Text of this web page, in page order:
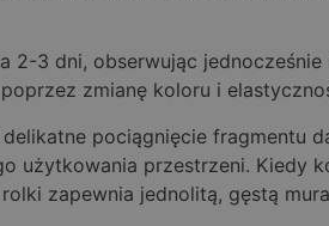
3 dni, obserwując
zmianę koloru i
pociągnięcie fragmentu
użytkowania przestrzeni. Kiedy
zapewnia jednolitą, gęstą